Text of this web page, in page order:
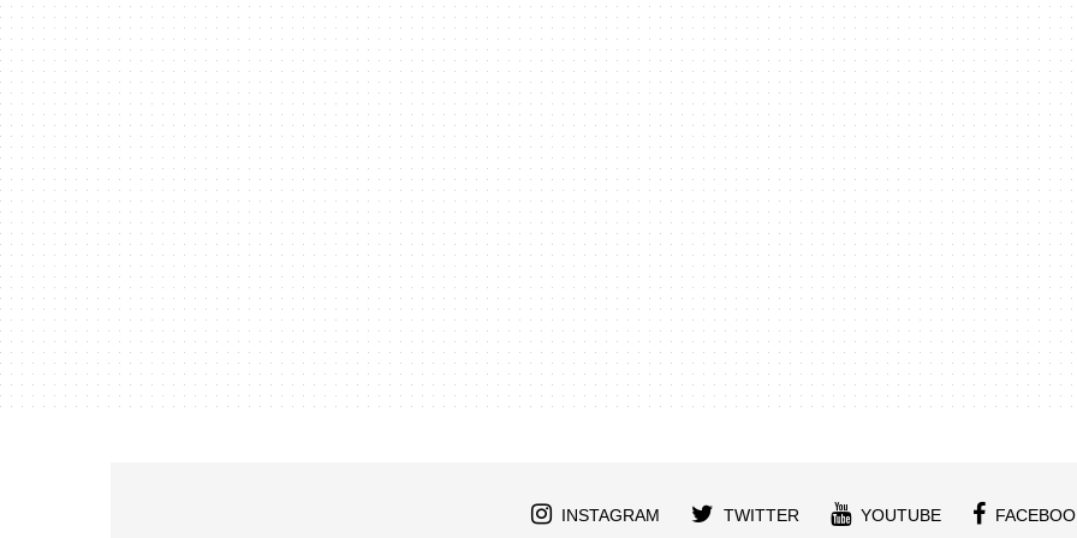
INSTAGRAM TWITTER YOUTUBE